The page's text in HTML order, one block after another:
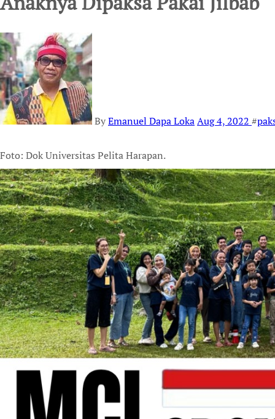
ByEmanuel Dapa LokaAug 4, 2022 #
Foto: Dok Universitas Pelita Harapan.